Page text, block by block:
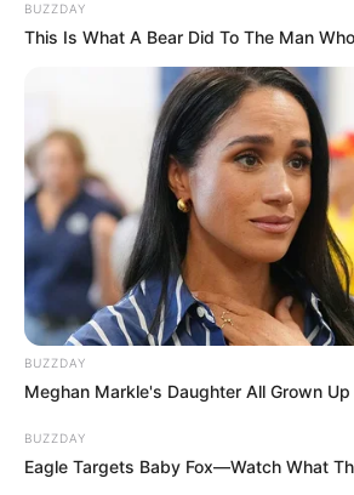
BUZZDAY
This Is What A Bear Did To The Man
BUZZDAY
Meghan Markle's Daughter All Grown
BUZZDAY
Eagle Targets Baby Fox—Watch What